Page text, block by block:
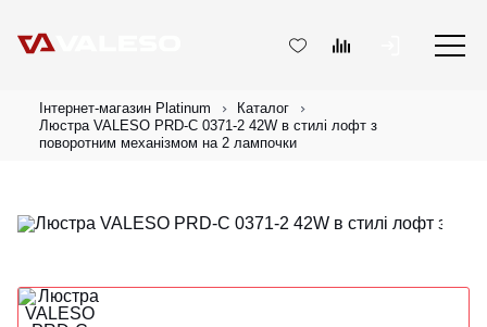
Інтернет-магазин Platinum
Каталог
Люстра VALESO PRD-C 0371-2 42W в стилі лофт з
поворотним механізмом на 2 лампочки